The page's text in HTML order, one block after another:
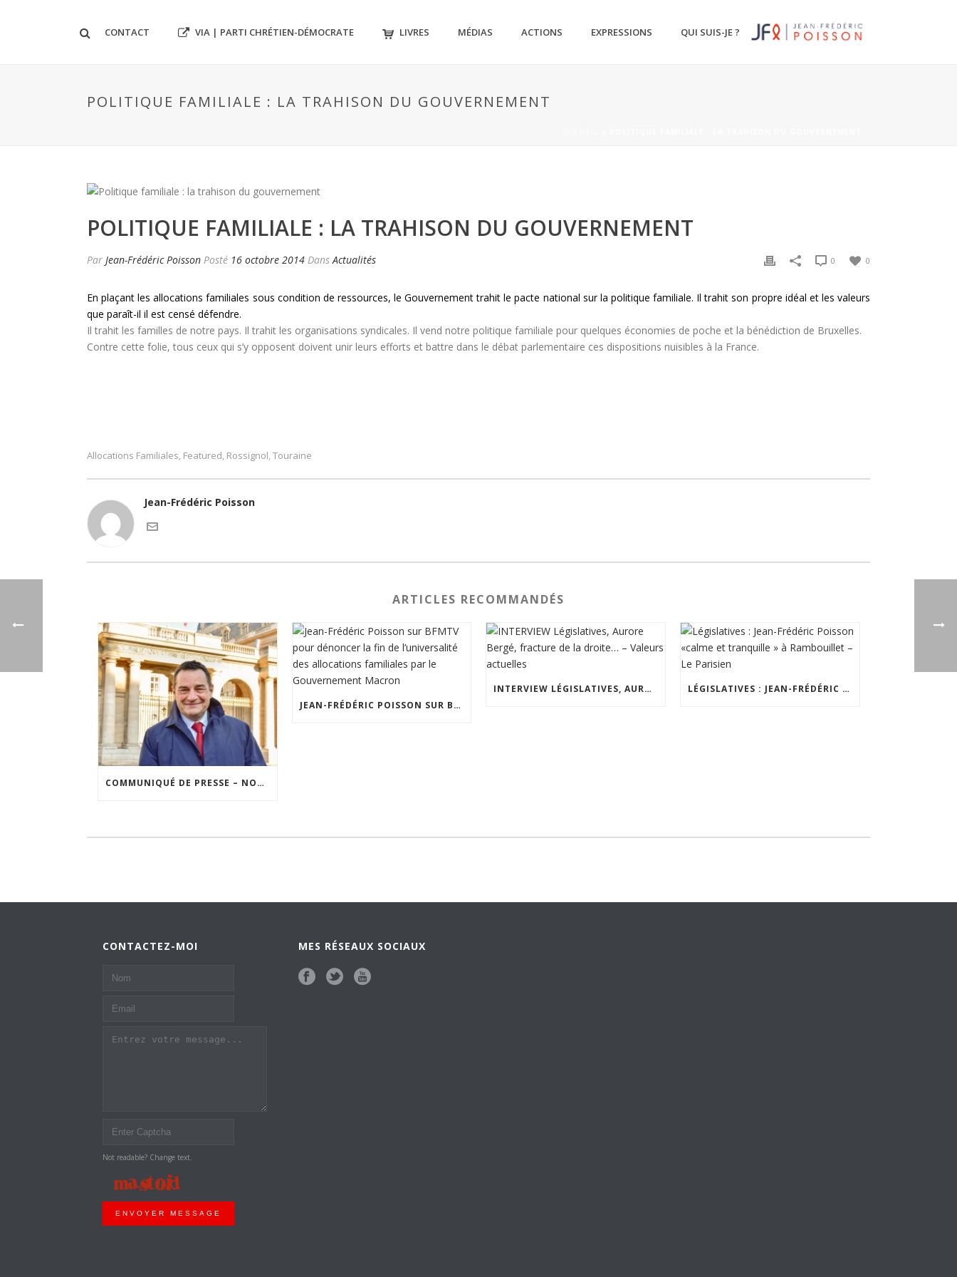
QUI SUIS-JE ?
EXPRESSIONS
ACTIONS
MÉDIAS
LIVRES
VIA | PARTI CHRÉTIEN-DÉMOCRATE
CONTACT
POLITIQUE FAMILIALE : LA TRAHISON DU GOUVERNEMENT
POLITIQUE FAMILIALE : LA TRAHISON DU GOUVERNEMENT
Par Jean-Frédéric Poisson Posté 16 octobre 2014 Dans Actualités 0
0
En plaçant les allocations familiales sous condition de ressources, le Gouvernement trahit le pacte national sur la politique familiale. Il trahit son propre idéal et les valeurs
que paraît-il il est censé défendre.
Il trahit les familles de notre pays. Il trahit les organisations syndicales. Il vend notre politique familiale pour quelques économies de poche et la bénédiction de Bruxelles.
Contre cette folie, tous ceux qui s’y opposent doivent unir leurs efforts et battre dans le débat parlementaire ces dispositions nuisibles à la France.
Allocations Familiales, Featured, Rossignol, Touraine
Jean-Frédéric Poisson
ARTICLES RECOMMANDÉS
COMMUNIQUÉ DE PRESSE – NON AU FICHAGE DES FRANÇAIS SUR LEURS OPINIONS
JEAN-FRÉDÉRIC POISSON SUR BFMTV POUR DÉNONCER LA FIN DE L’UNIVERSALITÉ DES ALLOCATIONS FAMILIALES PAR LE GOUVERNEMENT MACRON
INTERVIEW LÉGISLATIVES, AURORE BERGÉ, FRACTURE DE LA DROITE… – VALEURS ACTUELLES LÉGISLATIVES : JEAN-FRÉDÉRIC POISSON «CALME ET TRANQUILLE » À RAMBOUILLET – LE PARISIEN
CONTACTEZ-MOI
Not readable? Change text.
ENVOYER MESSAGE
MES RÉSEAUX SOCIAUX